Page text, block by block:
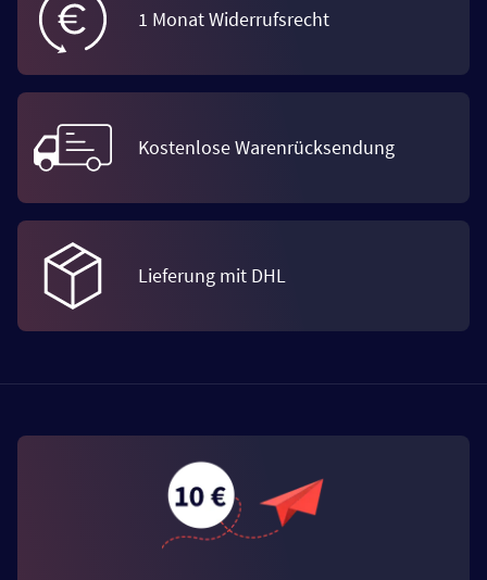
1 Monat Widerrufsrecht
Kostenlose Warenrücksendung
Lieferung mit DHL